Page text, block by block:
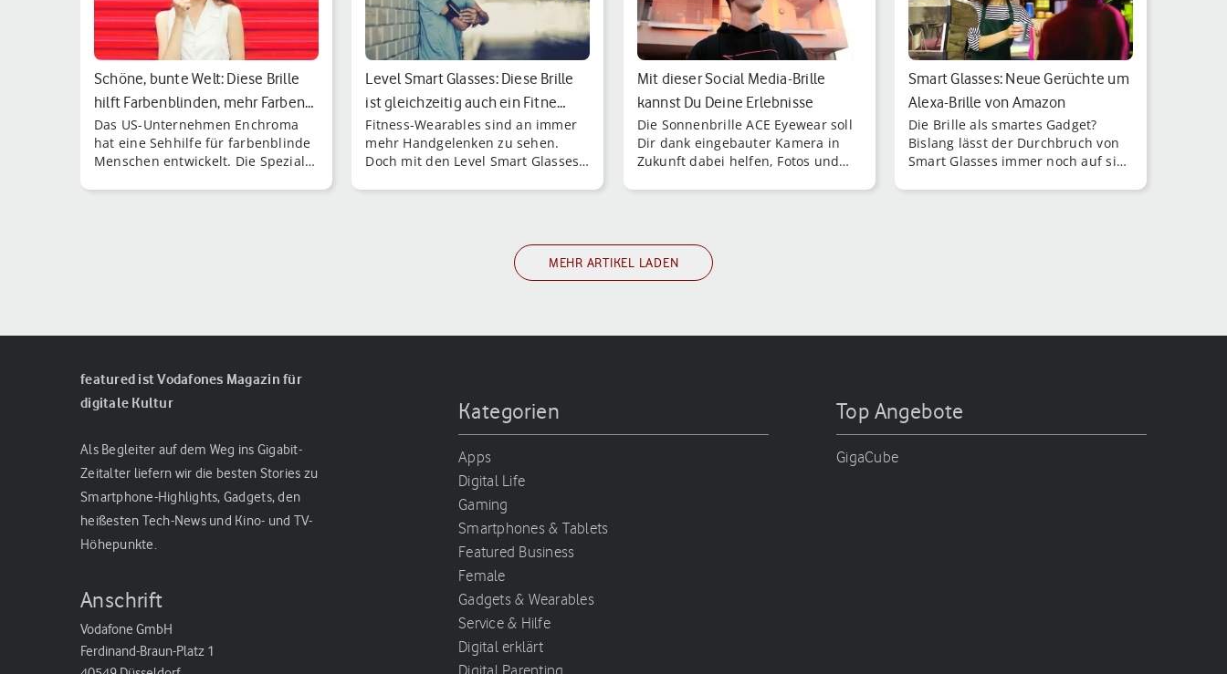
Schöne, bunte Welt: Diese Brille
hilft Farbenblinden, mehr Farben…
Das US-Unternehmen Enchroma
hat eine Sehhilfe für farbenblinde
Menschen entwickelt. Die Spezial-
Level Smart Glasses: Diese Brille
ist gleichzeitig auch ein Fitne…
Fitness-Wearables sind an immer
mehr Handgelenken zu sehen.
Doch mit den Level Smart Glasses
Mit dieser Social Media-Brille
kannst Du Deine Erlebnisse
streame…
Die Sonnenbrille ACE Eyewear soll
Dir dank eingebauter Kamera in
Zukunft dabei helfen, Fotos und
Smart Glasses: Neue Gerüchte um
Alexa-Brille von Amazon
Die Brille als smartes Gadget?
Bislang lässt der Durchbruch von
Smart Glasses immer noch auf sich
MEHR ARTIKEL LADEN
featured ist Vodafones Magazin für
digitale Kultur
Als Begleiter auf dem Weg ins Gigabit-
Zeitalter liefern wir die besten Stories zu
Smartphone-Highlights, Gadgets, den
heißesten Tech-News und Kino- und TV-
Höhepunkte.
Anschrift
Vodafone GmbH
Ferdinand-Braun-Platz 1
Kategorien
Apps
Digital Life
Gaming
Smartphones & Tablets
Featured Business
Female
Gadgets & Wearables
Service & Hilfe
Digital erklärt
Top Angebote
GigaCube